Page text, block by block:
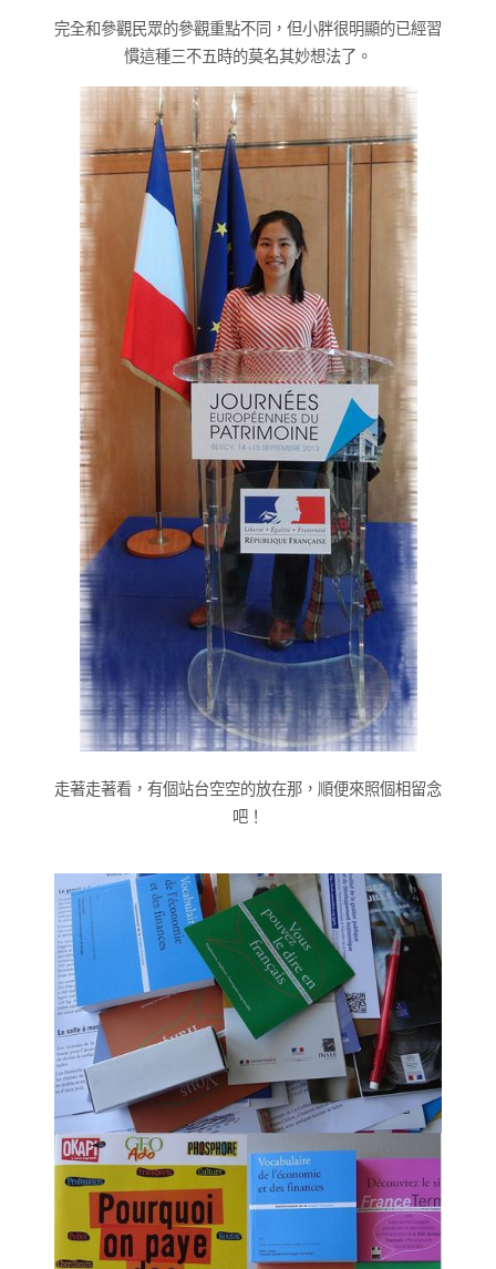
完全和參觀民眾的參觀重點不同，但小胖很明顯的已經習
慣這種三不五時的莫名其妙想法了。
走著走著看，有個站台空空的放在那，順便來照個相留念
吧！